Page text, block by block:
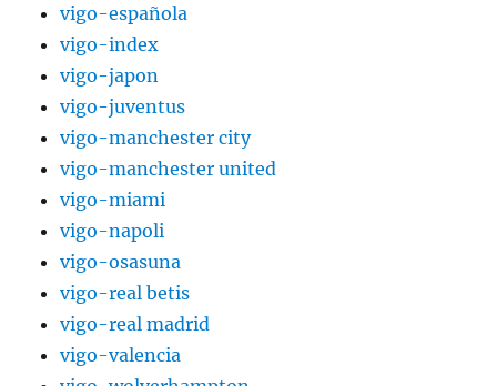
vigo-española
vigo-index
vigo-japon
vigo-juventus
vigo-manchester city
vigo-manchester united
vigo-miami
vigo-napoli
vigo-osasuna
vigo-real betis
vigo-real madrid
vigo-valencia